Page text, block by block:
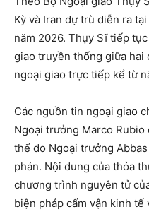
Kỳ và Iran dự trù diễn ra
năm 2026. Thụy Sĩ tiếp
giao truyền thống giữa hai
ngoại giao trực tiếp kể từ
Các nguồn tin ngoại giao
Ngoại trưởng Marco
thể do Ngoại trưởng
phán. Nội dung của thỏa
chương trình nguyên tử
biện pháp cấm vận kinh tế